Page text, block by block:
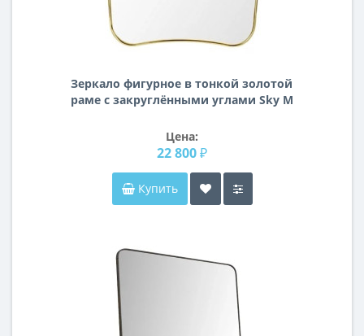
Зеркало фигурное в тонкой золотой
раме с закруглёнными углами Sky M
Цена:
22 800 ₽
Купить